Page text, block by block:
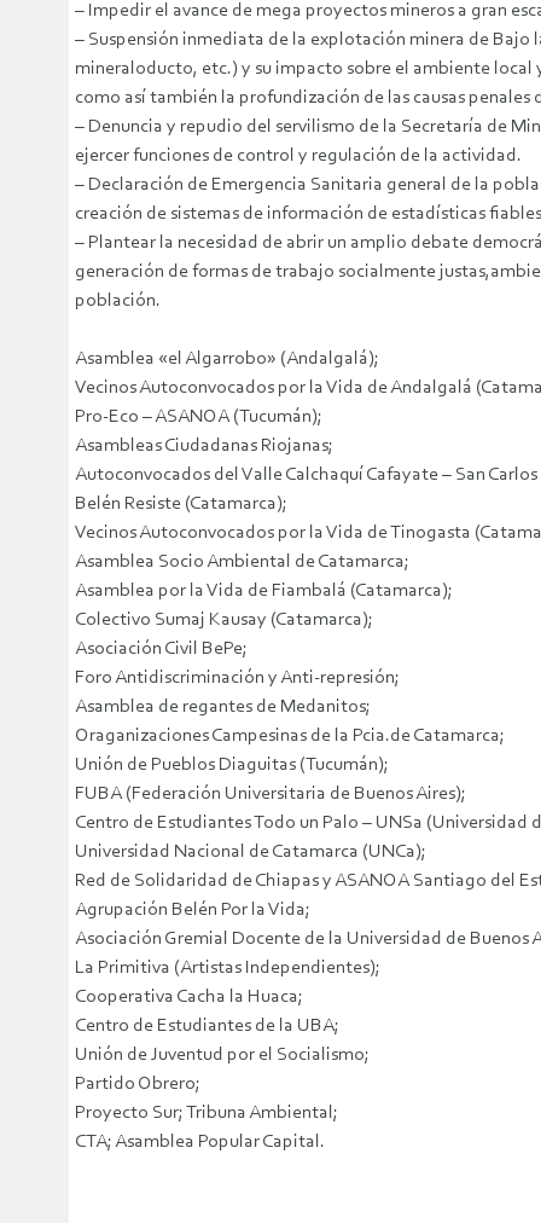
– Impedir el avance de mega proyectos mineros a gran
– Suspensión inmediata de la explotación minera de
mineraloducto, etc.) y su impacto sobre el ambiente local
como así también la profundización de las causas
– Denuncia y repudio del servilismo de la Secretaría de
ejercer funciones de control y regulación de la actividad.
– Declaración de Emergencia Sanitaria general de la
creación de sistemas de información de estadísticas
– Plantear la necesidad de abrir un amplio debate
generación de formas de trabajo socialmente
población.
Asamblea «el Algarrobo» (Andalgalá);
Vecinos Autoconvocados por la Vida de Andalgalá
Pro-Eco – ASANOA (Tucumán);
Asambleas Ciudadanas Riojanas;
Autoconvocados del Valle Calchaquí Cafayate – San
Belén Resiste (Catamarca);
Vecinos Autoconvocados por la Vida de Tinogasta
Asamblea Socio Ambiental de Catamarca;
Asamblea por la Vida de Fiambalá (Catamarca);
Colectivo Sumaj Kausay (Catamarca);
Asociación Civil BePe;
Foro Antidiscriminación y Anti-represión;
Asamblea de regantes de Medanitos;
Oraganizaciones Campesinas de la Pcia.de Catamarca;
Unión de Pueblos Diaguitas (Tucumán);
FUBA (Federación Universitaria de Buenos Aires);
Centro de Estudiantes Todo un Palo – UNSa (Universidad
Universidad Nacional de Catamarca (UNCa);
Red de Solidaridad de Chiapas y ASANOA Santiago del
Agrupación Belén Por la Vida;
Asociación Gremial Docente de la Universidad de Buenos
La Primitiva (Artistas Independientes);
Cooperativa Cacha la Huaca;
Centro de Estudiantes de la UBA;
Unión de Juventud por el Socialismo;
Partido Obrero;
Proyecto Sur; Tribuna Ambiental;
CTA; Asamblea Popular Capital.